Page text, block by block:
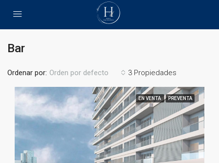
Bar
3 Propiedades
Ordenar por: Orden por defecto
EN VENTA PREVENTA